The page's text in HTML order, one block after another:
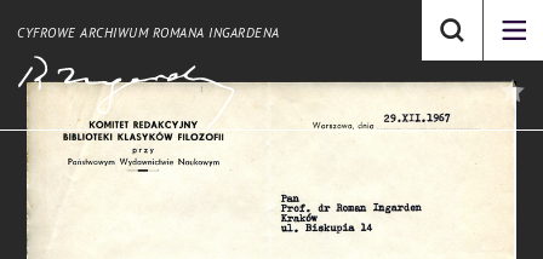
CYFROWE ARCHIWUM ROMANA INGARDENA